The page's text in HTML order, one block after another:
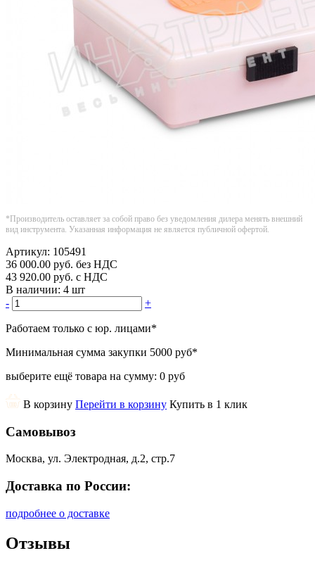
*Производитель оставляет за собой право без уведомления дилера менять внешний
вид инструмента. Указанная информация не является публичной офертой.
Артикул: 105491
36 000.00 руб. без НДС
43 920.00 руб. с НДС
В наличии: 4 шт
-
+
Работаем только с юр. лицами*
Минимальная сумма закупки 5000 руб*
выберите ещё товара на сумму: 0 руб
В корзину Перейти в корзину Купить в 1 клик
Самовывоз
Москва, ул. Электродная, д.2, стр.7
Доставка по России:
подробнее о доставке
Отзывы